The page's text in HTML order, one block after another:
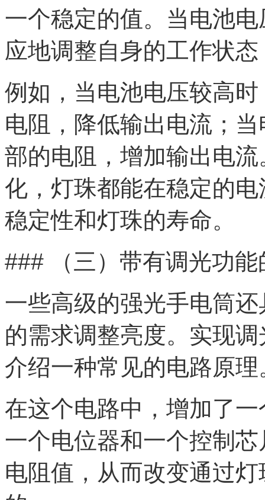
一个稳定的值。当电池
应地调整自身的工作状
例如，当电池电压较高
电阻，降低输出电流；
部的电阻，增加输出电
化，灯珠都能在稳定的
稳定性和灯珠的寿命。
### （三）带有调光功
一些高级的强光手电筒
的需求调整亮度。实现
介绍一种常见的电路原理
在这个电路中，增加了
一个电位器和一个控制
电阻值，从而改变通过